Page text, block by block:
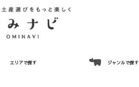
エリアで探す ジャンルで探す